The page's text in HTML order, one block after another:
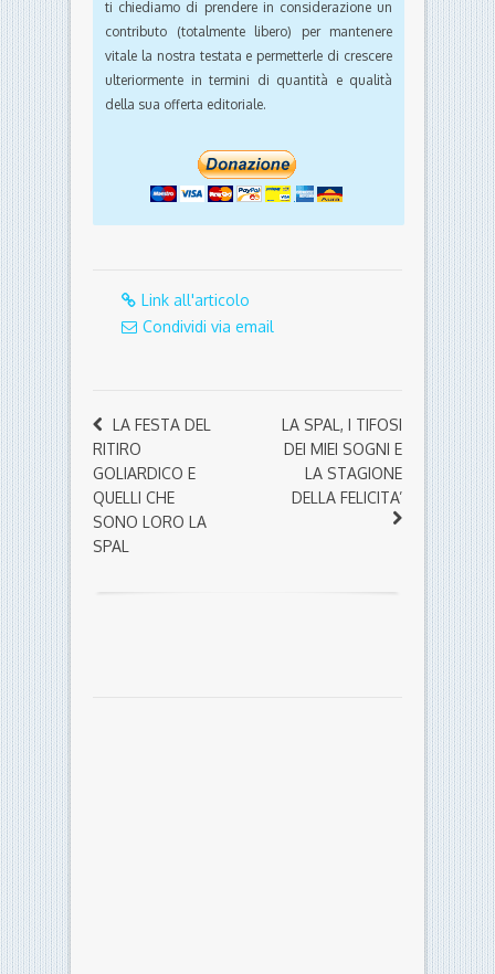
ti chiediamo di prendere in considerazione un
contributo (totalmente libero) per mantenere
vitale la nostra testata e permetterle di crescere
ulteriormente in termini di quantità e qualità
della sua offerta editoriale.
Link all'articolo
Condividi via email
LA FESTA DEL
RITIRO
GOLIARDICO E
QUELLI CHE
SONO LORO LA
SPAL
LA SPAL, I TIFOSI
DEI MIEI SOGNI E
LA STAGIONE
DELLA FELICITA’